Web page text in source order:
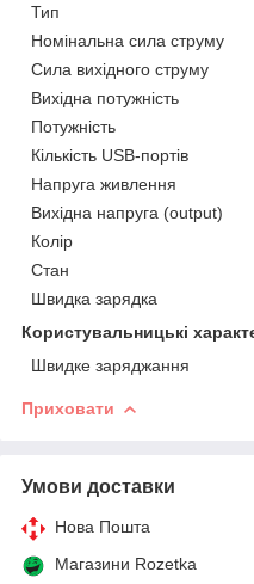
Тип
Номінальна сила струму
Сила вихідного струму
Вихідна потужність
Потужність
Кількість USB-портів
Напруга живлення
Вихідна напруга (output)
Колір
Стан
Швидка зарядка
Користувальницькі
Швидке заряджання
Приховати
Умови доставки
Нова Пошта
Магазини Rozetka